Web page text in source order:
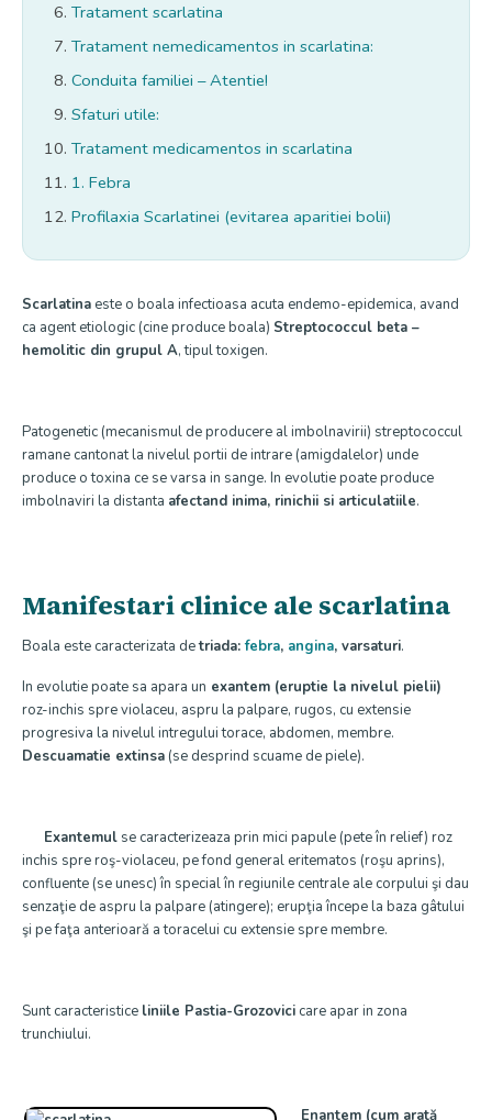
Tratament scarlatina
Tratament nemedicamentos in scarlatina:
Conduita familiei – Atentie!
Sfaturi utile:
Tratament medicamentos in scarlatina
1. Febra
Profilaxia Scarlatinei (evitarea aparitiei bolii)
Scarlatina este o boala infectioasa acuta endemo-epidemica, avand
ca agent etiologic (cine produce boala) Streptococcul beta –
hemolitic din grupul A, tipul toxigen.
Patogenetic (mecanismul de producere al imbolnavirii) streptococcul
ramane cantonat la nivelul portii de intrare (amigdalelor) unde
produce o toxina ce se varsa in sange. In evolutie poate produce
imbolnaviri la distanta afectand inima, rinichii si articulatiile.
Manifestari clinice ale scarlatina
Boala este caracterizata detriada:febra, angina, varsaturi.
In evolutie poate sa apara un exantem (eruptie la nivelul pielii)
roz-inchis spre violaceu, aspru la palpare, rugos, cu extensie
progresiva la nivelul intregului torace, abdomen, membre.
Descuamatie extinsa (se desprind scuame de piele).
Exantemul se caracterizeaza prin mici papule (pete în relief) roz
inchis spre roş-violaceu, pe fond general eritematos (roşu aprins),
confluente (se unesc) în special în regiunile centrale ale corpului şi dau
senzaţie de aspru la palpare (atingere); erupţia începe la baza gâtului
şi pe faţa anterioară a toracelui cu extensie spre membre.
Sunt caracteristice liniile Pastia-Grozovici care apar in zona
trunchiului.
Enantem (cum arată